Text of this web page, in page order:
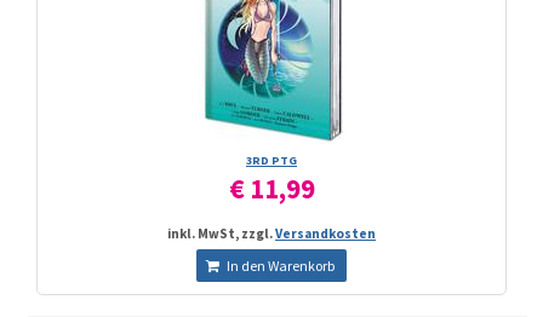
3RD PTG
€ 11,99
inkl. MwSt, zzgl.Versandkosten
In den Warenkorb